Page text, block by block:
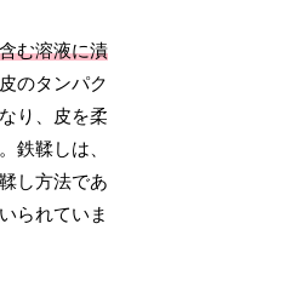
む溶液に漬
のタンパク
り、皮を柔
鉄鞣しは、
し方法であ
られていま